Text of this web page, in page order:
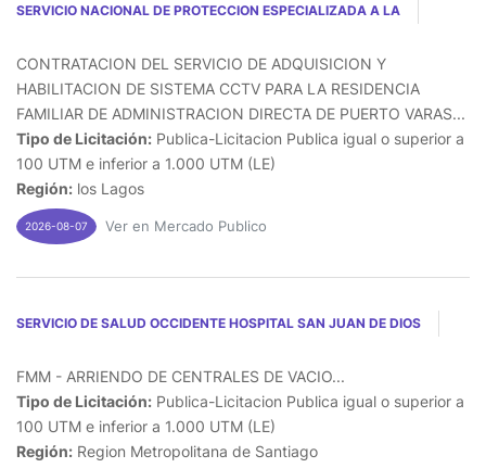
SERVICIO NACIONAL DE PROTECCION ESPECIALIZADA A LA
CONTRATACION DEL SERVICIO DE ADQUISICION Y
HABILITACION DE SISTEMA CCTV PARA LA RESIDENCIA
FAMILIAR DE ADMINISTRACION DIRECTA DE PUERTO VARAS...
Tipo de Licitación: Publica-Licitacion Publica igual o superior a
100 UTM e inferior a 1.000 UTM (LE)
Región: los Lagos
2026-08-07 Ver en Mercado Publico
SERVICIO DE SALUD OCCIDENTE HOSPITAL SAN JUAN DE DIOS
FMM - ARRIENDO DE CENTRALES DE VACIO...
Tipo de Licitación: Publica-Licitacion Publica igual o superior a
100 UTM e inferior a 1.000 UTM (LE)
Región: Region Metropolitana de Santiago